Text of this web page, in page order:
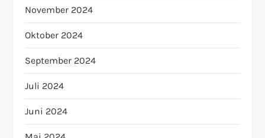
November 2024
Oktober 2024
September 2024
Juli 2024
Juni 2024